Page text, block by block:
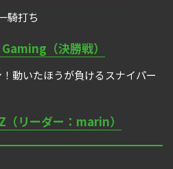
騎打ち
（決勝戦）
動いたほうが負けるスナイパー
（リーダー：marin）